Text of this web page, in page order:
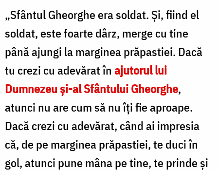
„Sfântul Gheorghe era soldat. Și, fiind el
soldat, este foarte dârz, merge cu tine
până ajungi la marginea prăpastiei. Dacă
tu crezi cu adevărat în ajutorul lui
Dumnezeu și-al Sfântului Gheorghe,
atunci nu are cum să nu îți fie aproape.
Dacă crezi cu adevărat, când ai impresia
că, de pe marginea prăpastiei, te duci în
gol, atunci pune mâna pe tine, te prinde și